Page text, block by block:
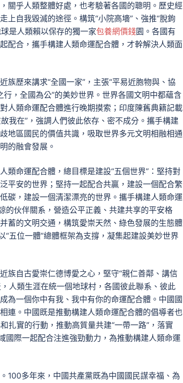
關乎人類整體好處，也考驗著各國的聰明。歷史經
自我毀滅的途徑。構筑“小院高墻”、強推“脫鉤
是人類賴以保存的獨一家包養網價錢園。各國有
配合，攜手構建人類命運配合體，才幹解決人類面
歷來講求“全國一家”，主張“平易近胞物與、協
，全國為公”的美妙世界。世界各國文明中都蘊含
人類命運配合體進行晚期摸索；印度陳舊典籍記載
我在”，強調人們彼此依存、密不成分。攜手構建
地區國民的價值共識，吸取世界多元文明相融相通
的融會發展。
類命運配合體，總目標是建設“五個世界”：堅持對
平安的世界；堅持一起配合共贏，建設一個配合繁
碳，建設一個清潔漂亮的世界。攜手構建人類命運
的伙伴關系，營造公平正義、共建共享的平安格
蓄的文明交通，構筑愛崇天然、綠色發展的生態體
五位一體”總體框架為支撐，凝集起建設美妙世界
族自古愛崇仁德博愛之心，堅守“親仁善鄰、講信
人類生涯在統一個地球村，各國彼此聯系、彼此
為一個你中有我、我中有你的命運配合體。中國國
連。中國既是推動構建人類命運配合體的倡導者也
扎實的行動，推動高質量共建“一帶一路”，落實
國際一起配合注進強勁動力，為推動構建人類命運
100多年來，中國共產黨既為中國國民謀幸福、為